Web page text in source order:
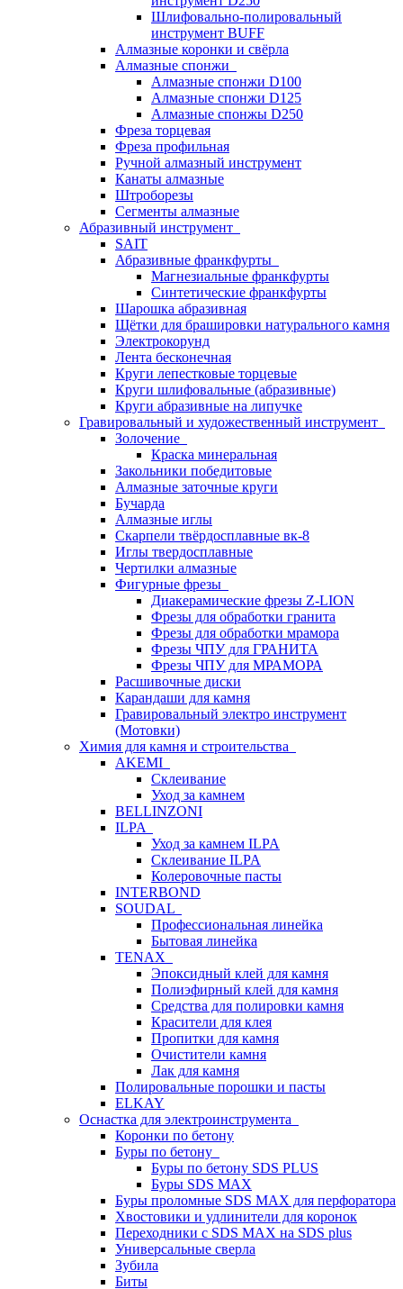
Шлифовально-полировальный
инструмент BUFF
Алмазные коронки и свёрла
Алмазные спонжи
Алмазные спонжи D100
Алмазные спонжи D125
Алмазные спонжы D250
Фреза торцевая
Фреза профильная
Ручной алмазный инструмент
Канаты алмазные
Штроборезы
Сегменты алмазные
Абразивный инструмент
SAIT
Абразивные франкфурты
Магнезиальные франкфурты
Синтетические франкфурты
Шарошка абразивная
Щётки для брашировки натурального камня
Электрокорунд
Лента бесконечная
Круги лепестковые торцевые
Круги шлифовальные (абразивные)
Круги абразивные на липучке
Гравировальный и художественный инструмент
Золочение
Краска минеральная
Закольники победитовые
Алмазные заточные круги
Бучарда
Алмазные иглы
Скарпели твёрдосплавные вк-8
Иглы твердосплавные
Чертилки алмазные
Фигурные фрезы
Диакерамические фрезы Z-LION
Фрезы для обработки гранита
Фрезы для обработки мрамора
Фрезы ЧПУ для ГРАНИТА
Фрезы ЧПУ для МРАМОРА
Расшивочные диски
Карандаши для камня
Гравировальный электро инструмент
(Мотовки)
Химия для камня и строительства
AKEMI
Склеивание
Уход за камнем
BELLINZONI
ILPA
Уход за камнем ILPA
Склеивание ILPA
Колеровочные пасты
INTERBOND
SOUDAL
Профессиональная линейка
Бытовая линейка
TENAX
Эпоксидный клей для камня
Полиэфирный клей для камня
Средства для полировки камня
Красители для клея
Пропитки для камня
Очистители камня
Лак для камня
Полировальные порошки и пасты
ELKAY
Оснастка для электроинструмента
Коронки по бетону
Буры по бетону
Буры по бетону SDS PLUS
Буры SDS MAX
Буры проломные SDS MAX для перфоратора
Хвостовики и удлинители для коронок
Переходники с SDS MAX на SDS plus
Универсальные сверла
Зубила
Биты